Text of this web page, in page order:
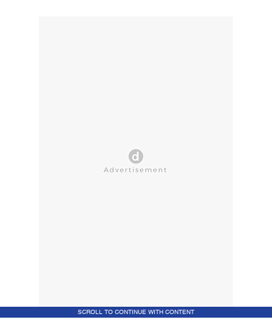
SCROLL TO CONTINUE WITH CONTENT